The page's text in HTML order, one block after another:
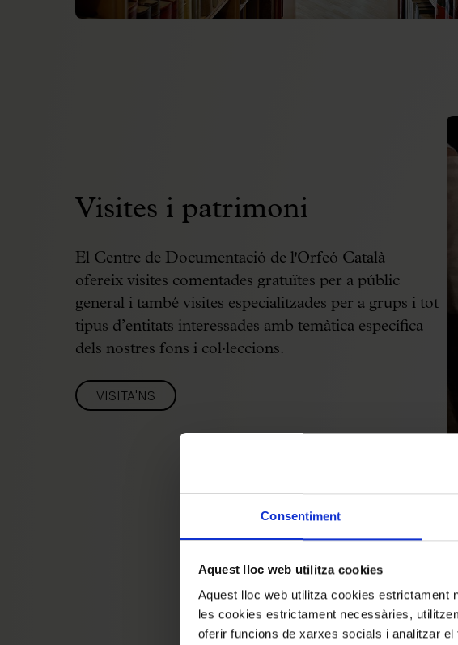
Consentiment
Aquest lloc web utilitza cookies
Aquest lloc web utilitza cookies estrictament
les cookies estrictament necessàries,
oferir funcions de xarxes socials i analitzar
Visites i patrimoni
El Centre de Documentació de l'Orfeó Català
ofereix visites comentades gratuïtes per a públic
general i també visites especialitzades per a grups i tot
tipus d’entitats interessades amb temàtica específica
dels nostres fons i col·leccions.
VISITA'NS